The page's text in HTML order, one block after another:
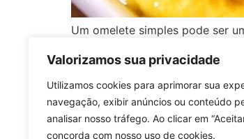
Valorizamos sua privacidade
Utilizamos cookies para aprimorar sua
navegação, exibir anúncios ou conteúdo
analisar nosso tráfego. Ao clicar em
concorda com nosso uso de cookies.
Um omelete simples pode ser